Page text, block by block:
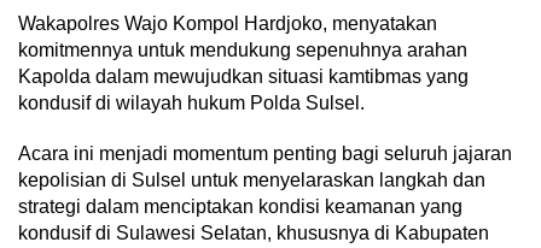
Wakapolres Wajo Kompol Hardjoko, menyatakan
komitmennya untuk mendukung sepenuhnya arahan
Kapolda dalam mewujudkan situasi kamtibmas yang
kondusif di wilayah hukum Polda Sulsel.
Acara ini menjadi momentum penting bagi seluruh jajaran
kepolisian di Sulsel untuk menyelaraskan langkah dan
strategi dalam menciptakan kondisi keamanan yang
kondusif di Sulawesi Selatan, khususnya di Kabupaten